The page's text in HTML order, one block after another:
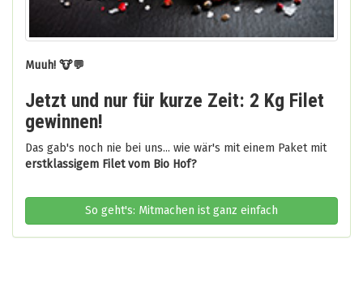
Muuh! 🐮💬
Jetzt und nur für kurze Zeit: 2 Kg Filet
gewinnen!
Das gab's noch nie bei uns... wie wär's mit einem Paket mit
erstklassigem Filet vom Bio Hof?
So geht's: Mitmachen ist ganz einfach